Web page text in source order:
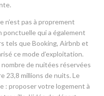
n’est pas à proprement
ponctuelle qui a également
tels que Booking, Airbnb et
ce mode d’exploitation.
de nuitées réservées
23,8 millions de nuits. Le
: proposer votre logement à